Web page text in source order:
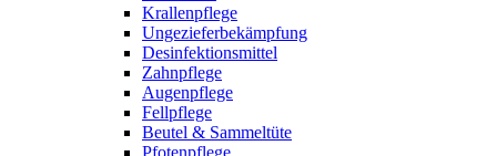
Krallenpflege
Ungezieferbekämpfung
Desinfektionsmittel
Zahnpflege
Augenpflege
Fellpflege
Beutel & Sammeltüte
Pfotenpflege